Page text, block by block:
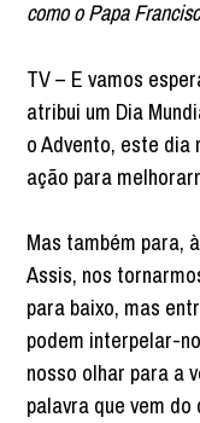
como o Papa
TV – E vamos
atribui um Dia
o Advento, este dia
ação para
Mas também para,
Assis, nos
para baixo, mas
podem interpelar-
nosso olhar para a
palavra que vem do